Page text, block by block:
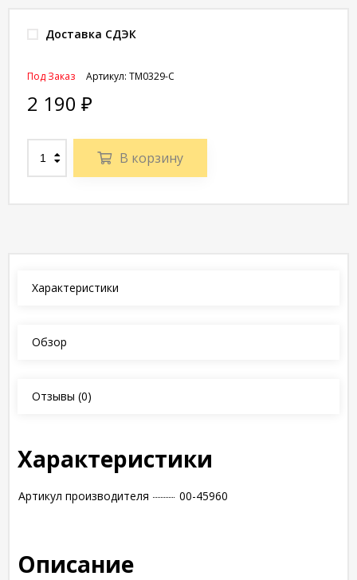
Доставка СДЭК
Артикул: TM0329-C
Под Заказ
2 190 ₽
В корзину
Характеристики
Обзор
Отзывы (0)
Характеристики
Артикул производителя 00-45960
Описание